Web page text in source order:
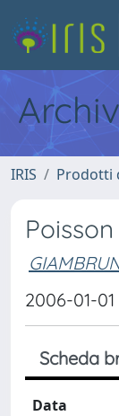
IRIS Prodotti
2006-01-01
Scheda
Data